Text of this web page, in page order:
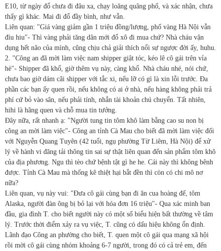
E10, từ ngày đổ chưa đi đâu xa, chạy loăng quâng phố, và xác nhận, chưa
thấy gì khác. Mai đi đổ đầy bình, như vẫn.
Liên quan: "Giá vàng giảm gần 1 triệu đồng/lượng, phố vàng Hà Nội vẫn
đìu hiu"- Thì vàng phải tăng dân mới đổ xô đi mua chứ? Nhà cháu vận
dụng hết não của mình, cũng chịu chả giải thích nổi sự ngược đời ấy, huhu.
2. "Công an đã mời làm việc nam shipper giật tóc, kéo lê cô gái trên vỉa
hè"- Shipper đã khổ, giờ thêm vụ này, càng khổ. Nhà cháu nhé, nói chứ,
chưa bao giờ dám cãi shipper với tắc xi, nếu lỡ có gì là xin lỗi trước. Đa
phần các bạn ấy quen rồi, nếu không có ai ở nhà, nếu hàng không phải trả
phí cứ bỏ vào sân, nếu phải tính, nhắn tài khoản chú chuyển. Tất nhiên,
hihi là hãng quen và chỗ mua tin tưởng.
Đây nữa, rất nhanh ạ: "Người tung tin tôm khô làm bằng cao su non bị
công an mời làm việc"- Công an tỉnh Cà Mau cho biết đã mời làm việc đối
với Nguyễn Quang Tuyên (42 tuổi, ngụ phường Từ Liêm, Hà Nội) để xử
lý về hành vi đăng tải thông tin sai sự thật liên quan đến sản phẩm tôm khô
của địa phương. Ngu thì tèo chứ bệnh tật gì he he. Cái này thì không bênh
được. Tỉnh Cà Mau mà thống kê thiệt hại bắt đền thì còn có chi mô nơ
nữa?
Liên quan, vụ này vui: "Đưa cô gái cùng bạn đi ăn cua hoàng đế, tôm
Alaska, người đàn ông bị bỏ lại với hóa đơn 16 triệu"- Qua xác minh ban
đầu, gia đình T. cho biết người này có một số biểu hiện bất thường về tâm
lý. Trước thời điểm xảy ra vụ việc, T. cũng có dấu hiệu không ổn định.
Lãnh đạo Công an phường cho biết, T. quen một cô gái qua mạng xã hội
rồi mời cô gái cùng nhóm khoảng 6-7 người, trong đó có cả trẻ em, đến